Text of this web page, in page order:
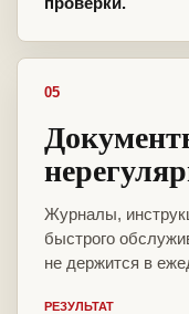
05
Журналы,
быстрого
не держится в
РЕЗУЛЬТАТ